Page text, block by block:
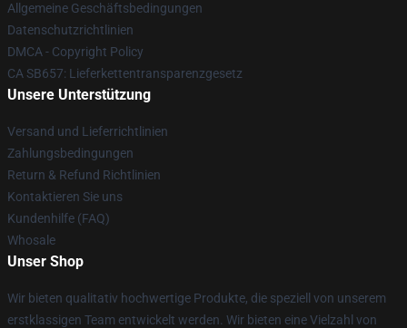
Allgemeine Geschäftsbedingungen
Datenschutzrichtlinien
DMCA - Copyright Policy
CA SB657: Lieferkettentransparenzgesetz
Unsere Unterstützung
Versand und Lieferrichtlinien
Zahlungsbedingungen
Return & Refund Richtlinien
Kontaktieren Sie uns
Kundenhilfe (FAQ)
Whosale
Unser Shop
Wir bieten qualitativ hochwertige Produkte, die speziell von unserem
erstklassigen Team entwickelt werden. Wir bieten eine Vielzahl von